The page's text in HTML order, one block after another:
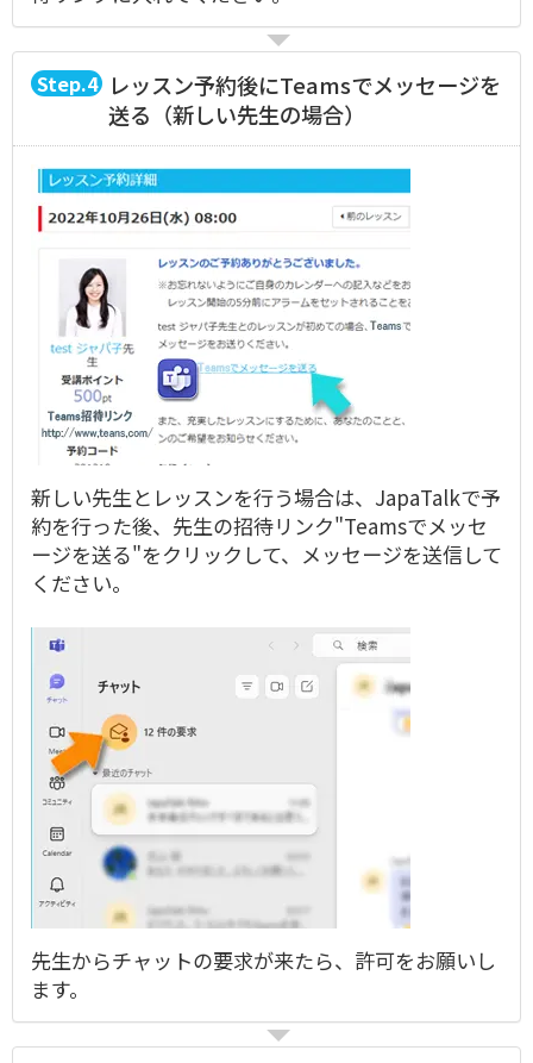
4 レッスン予約後にTeamsでメッセージを
送る（新しい先生の場合）
新しい先生とレッスンを行う場合は、JapaTalkで予
約を行った後、先生の招待リンク"Teamsでメッセ
ージを送る"をクリックして、メッセージを送信して
ください。
先生からチャットの要求が来たら、許可をお願いし
ます。